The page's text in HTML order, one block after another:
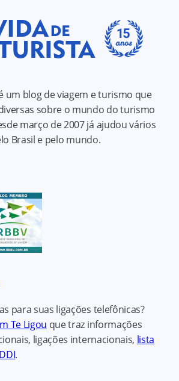
um blog de viagem e turismo que
sobre o mundo do turismo
março de 2007 já ajudou vários
Brasil e pelo mundo.
para suas ligações telefônicas?
Te Ligou que traz informações
ligações internacionais, lista
.